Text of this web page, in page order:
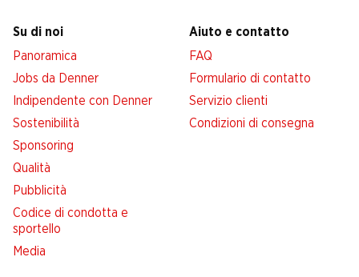
Su di noi
Panoramica
Jobs da Denner
Indipendente con Denner
Sostenibilità
Sponsoring
Qualità
Pubblicità
Codice di condotta e
sportello
Media
Aiuto e contatto
FAQ
Formulario di contatto
Servizio clienti
Condizioni di consegna